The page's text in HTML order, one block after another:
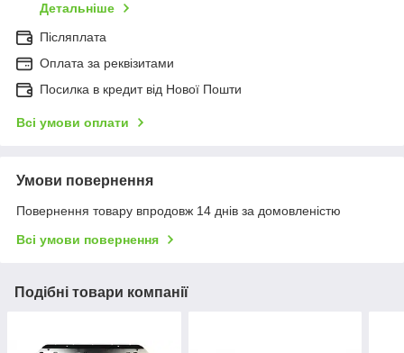
Детальніше
Післяплата
Оплата за реквізитами
Посилка в кредит від Нової Пошти
Всі умови оплати
Умови повернення
Повернення товару впродовж 14 днів за домовленістю
Всі умови повернення
Подібні товари компанії